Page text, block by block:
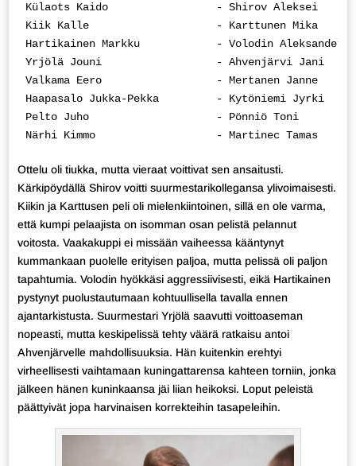
Külaots Kaido                 - Shirov Aleksei
Kiik Kalle                    - Karttunen Mika
Hartikainen Markku            - Volodin
Yrjölä Jouni                  - Ahvenjärvi Jani
Valkama Eero                  - Mertanen Janne
Haapasalo Jukka-Pekka         - Kytöniemi Jyrki
Pelto Juho                    - Pönniö Toni
Närhi Kimmo                   - Martinec Tamas
Ottelu oli tiukka, mutta vieraat voittivat sen ansaitusti.
Kärkipöydällä Shirov voitti suurmestarikollegansa ylivoimaisesti.
Kiikin ja Karttusen peli oli mielenkiintoinen, sillä en ole varma,
että kumpi pelaajista on isomman osan pelistä pelannut
voitosta. Vaakakuppi ei missään vaiheessa kääntynyt
kummankaan puolelle erityisen paljoa, mutta pelissä oli paljon
tapahtumia. Volodin hyökkäsi aggressiivisesti, eikä Hartikainen
pystynyt puolustautumaan kohtuullisella tavalla ennen
ajantarkistusta. Suurmestari Yrjölä saavutti voittoaseman
nopeasti, mutta keskipelissä tehty väärä ratkaisu antoi
Ahvenjärvelle mahdollisuuksia. Hän kuitenkin erehtyi
virheellisesti vaihtamaan kuningattarensa kahteen torniin, jonka
jälkeen hänen kuninkaansa jäi liian heikoksi. Loput peleistä
päättyivät jopa harvinaisen korrekteihin tasapeleihin.